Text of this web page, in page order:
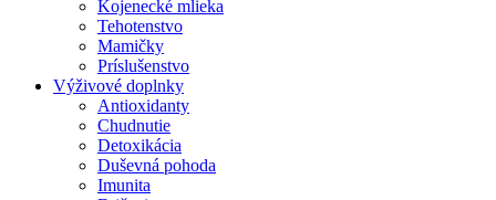
Kojenecké mlieka
Tehotenstvo
Mamičky
Príslušenstvo
Výživové doplnky
Antioxidanty
Chudnutie
Detoxikácia
Duševná pohoda
Imunita